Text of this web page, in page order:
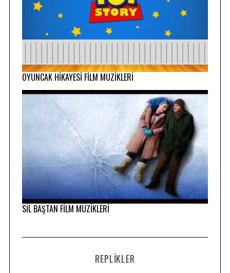
OYUNCAK HİKAYESİ FİLM MÜZİKLERİ
SİL BAŞTAN FİLM MÜZİKLERİ
REPLIKLER